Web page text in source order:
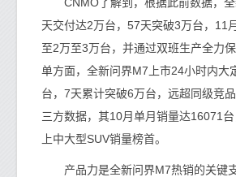
天交付达2万台，57天突破3万台，11
至2万至3万台，并通过双班生产全力
单方面，全新问界M7上市24小时内大
台，7天累计突破6万台，远超同级竞
三方数据，其10月单月销量达16071
上中大型SUV销量榜首。
产品力是全新问界M7热销的关键